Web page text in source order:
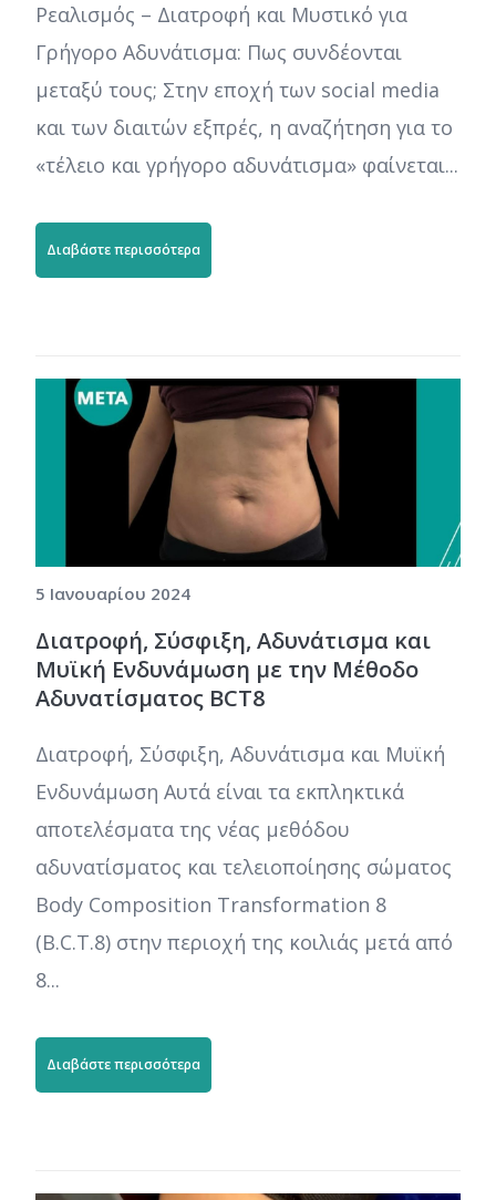
Ρεαλισμός – Διατροφή και Μυστικό για
Γρήγορο Αδυνάτισμα: Πως συνδέονται
μεταξύ τους; Στην εποχή των social media
και των διαιτών εξπρές, η αναζήτηση για το
«τέλειο και γρήγορο αδυνάτισμα» φαίνεται...
Διαβάστε περισσότερα
5 Ιανουαρίου 2024
Διατροφή, Σύσφιξη, Αδυνάτισμα και
Μυϊκή Ενδυνάμωση με την Μέθοδο
Αδυνατίσματος BCT8
Διατροφή, Σύσφιξη, Αδυνάτισμα και Μυϊκή
Ενδυνάμωση Αυτά είναι τα εκπληκτικά
αποτελέσματα της νέας μεθόδου
αδυνατίσματος και τελειοποίησης σώματος
Body Composition Transformation 8
(B.C.T.8) στην περιοχή της κοιλιάς μετά από
8...
Διαβάστε περισσότερα